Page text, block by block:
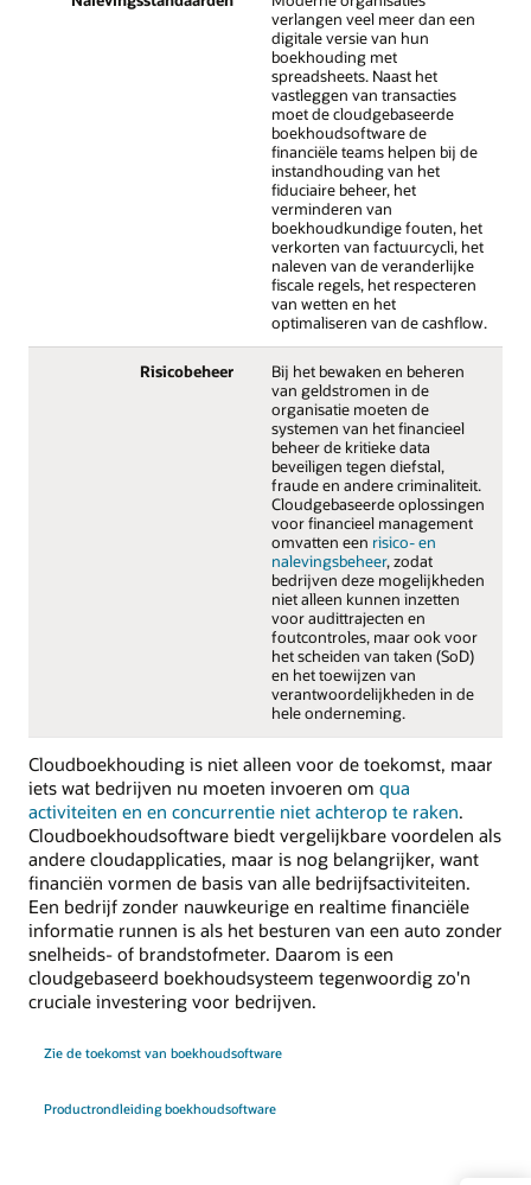
verlangen veel meer dan een
digitale versie van hun
boekhouding met
spreadsheets. Naast het
vastleggen van transacties
moet de cloudgebaseerde
boekhoudsoftware de
financiële teams helpen bij de
instandhouding van het
fiduciaire beheer, het
verminderen van
boekhoudkundige fouten, het
verkorten van factuurcycli, het
naleven van de veranderlijke
fiscale regels, het respecteren
van wetten en het
optimaliseren van de cashflow.
Risicobeheer
Bij het bewaken en beheren
van geldstromen in de
organisatie moeten de
systemen van het financieel
beheer de kritieke data
beveiligen tegen diefstal,
fraude en andere criminaliteit.
Cloudgebaseerde oplossingen
voor financieel management
omvatten een risico- en
nalevingsbeheer, zodat
bedrijven deze mogelijkheden
niet alleen kunnen inzetten
voor audittrajecten en
foutcontroles, maar ook voor
het scheiden van taken (SoD)
en het toewijzen van
verantwoordelijkheden in de
hele onderneming.
Cloudboekhouding is niet alleen voor de toekomst, maar
iets wat bedrijven nu moeten invoeren om qua
activiteiten en en concurrentie niet achterop te raken.
Cloudboekhoudsoftware biedt vergelijkbare voordelen als
andere cloudapplicaties, maar is nog belangrijker, want
financiën vormen de basis van alle bedrijfsactiviteiten.
Een bedrijf zonder nauwkeurige en realtime financiële
informatie runnen is als het besturen van een auto zonder
snelheids- of brandstofmeter. Daarom is een
cloudgebaseerd boekhoudsysteem tegenwoordig zo'n
cruciale investering voor bedrijven.
Zie de toekomst van boekhoudsoftware
Productrondleiding boekhoudsoftware